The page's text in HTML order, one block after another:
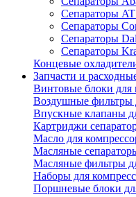
Сепараторы
Сепараторы
Сепараторы
Сепараторы
Концевые
Запчасти и
Винтовые блоки для
Воздушные фильтры
Впускные клапаны
Картриджи
Масло для
Масляные
Масляные фильтры
Наборы для
Поршневые блоки